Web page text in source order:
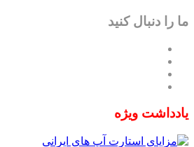
ما را دنبال کنید
یادداشت ویژه